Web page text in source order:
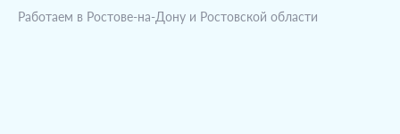
Работаем в Ростове-на-Дону и Ростовской области